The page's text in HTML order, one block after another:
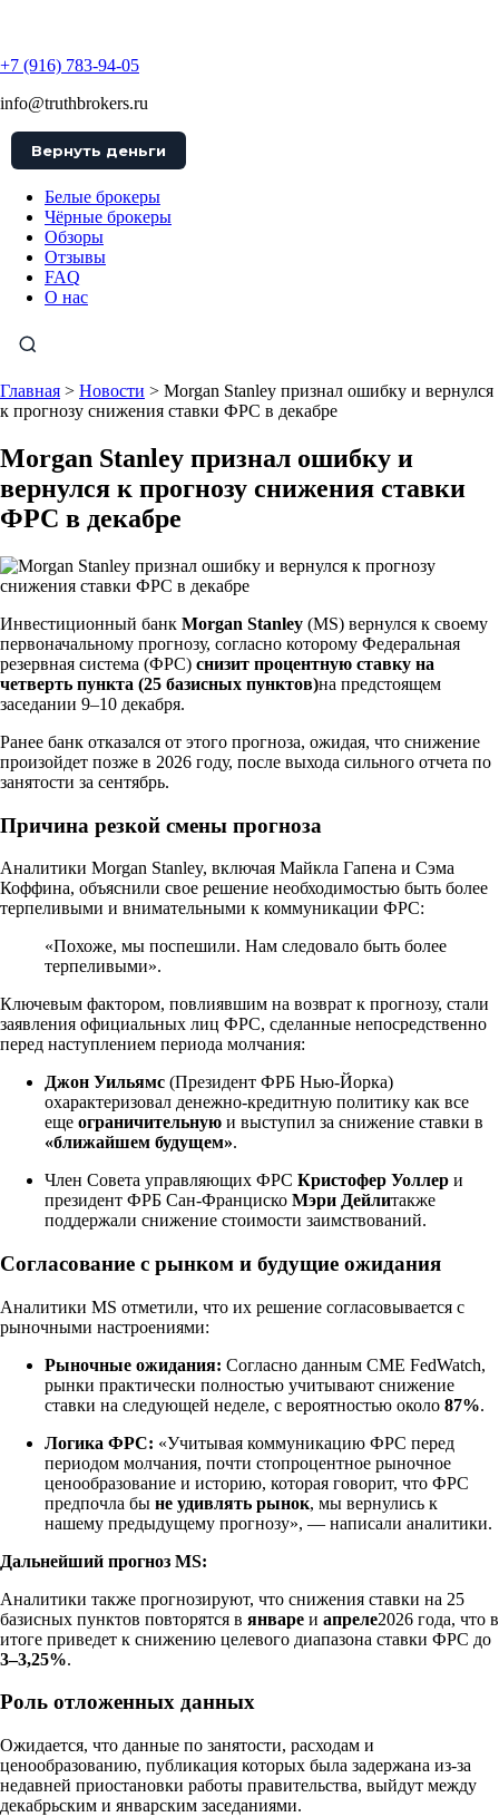
+7 (916) 783-94-05
info@truthbrokers.ru
Вернуть деньги
Белые брокеры
Чёрные брокеры
Обзоры
Отзывы
FAQ
О нас
Главная > Новости > Morgan Stanley признал ошибку и вернулся
к прогнозу снижения ставки ФРС в декабре
Morgan Stanley признал ошибку и
вернулся к прогнозу снижения ставки
ФРС в декабре
Инвестиционный банк Morgan Stanley (MS) вернулся к своему
первоначальному прогнозу, согласно которому Федеральная
резервная система (ФРС) снизит процентную ставку на
четверть пункта (25 базисных пунктов)на предстоящем
заседании 9–10 декабря.
Ранее банк отказался от этого прогноза, ожидая, что снижение
произойдет позже в 2026 году, после выхода сильного отчета по
занятости за сентябрь.
Причина резкой смены прогноза
Аналитики Morgan Stanley, включая Майкла Гапена и Сэма
Коффина, объяснили свое решение необходимостью быть более
терпеливыми и внимательными к коммуникации ФРС:
«Похоже, мы поспешили. Нам следовало быть более
терпеливыми».
Ключевым фактором, повлиявшим на возврат к прогнозу, стали
заявления официальных лиц ФРС, сделанные непосредственно
перед наступлением периода молчания:
Джон Уильямс (Президент ФРБ Нью-Йорка)
охарактеризовал денежно-кредитную политику как все
еще ограничительную и выступил за снижение ставки в
«ближайшем будущем».
Член Совета управляющих ФРС Кристофер Уоллер и
президент ФРБ Сан-Франциско Мэри Дейлитакже
поддержали снижение стоимости заимствований.
Согласование с рынком и будущие ожидания
Аналитики MS отметили, что их решение согласовывается с
рыночными настроениями:
Рыночные ожидания: Согласно данным CME FedWatch,
рынки практически полностью учитывают снижение
ставки на следующей неделе, с вероятностью около 87%.
Логика ФРС: «Учитывая коммуникацию ФРС перед
периодом молчания, почти стопроцентное рыночное
ценообразование и историю, которая говорит, что ФРС
предпочла бы не удивлять рынок, мы вернулись к
нашему предыдущему прогнозу», — написали аналитики.
Дальнейший прогноз MS:
Аналитики также прогнозируют, что снижения ставки на 25
базисных пунктов повторятся в январе и апреле2026 года, что в
итоге приведет к снижению целевого диапазона ставки ФРС до
3–3,25%.
Роль отложенных данных
Ожидается, что данные по занятости, расходам и
ценообразованию, публикация которых была задержана из-за
недавней приостановки работы правительства, выйдут между
декабрьским и январским заседаниями.